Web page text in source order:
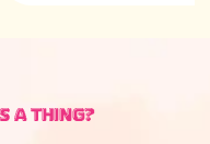
A THING?